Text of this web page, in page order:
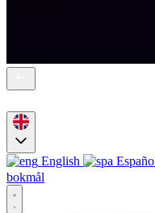
English
bokmål